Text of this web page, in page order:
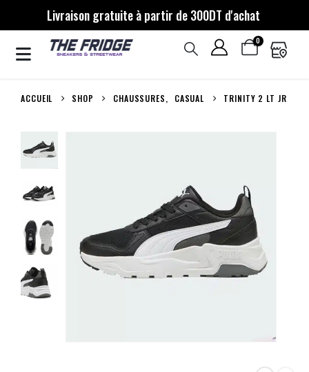
Livraison gratuite à partir de 300DT d'achat
0
ACCUEIL SHOP CHAUSSURES, CASUAL TRINITY 2 LT JR